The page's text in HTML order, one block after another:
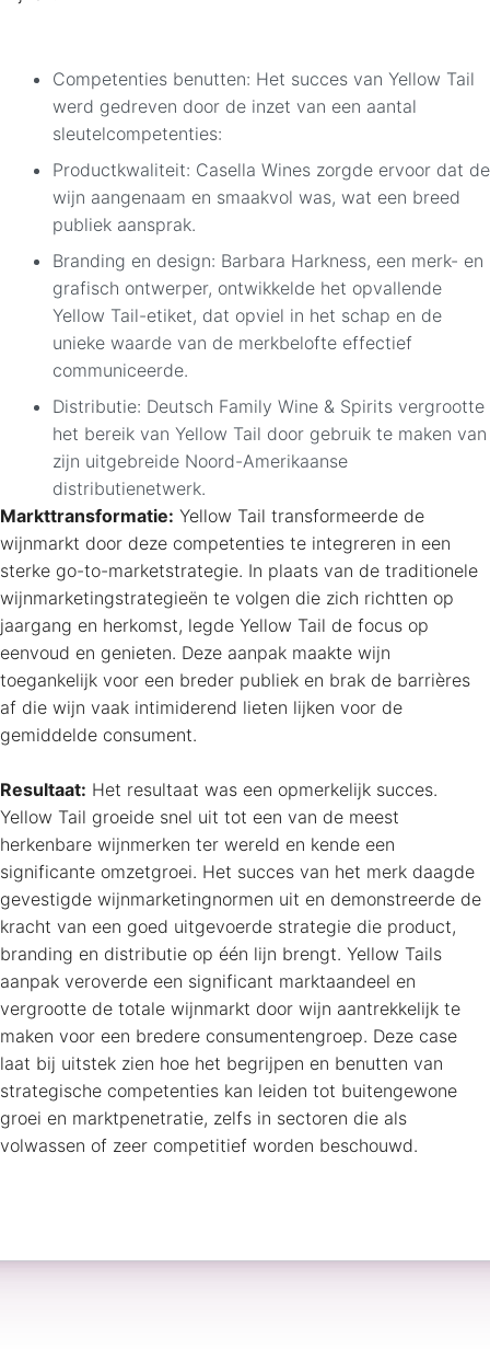
Competenties benutten: Het succes van Yellow Tail
werd gedreven door de inzet van een aantal
sleutelcompetenties:
Productkwaliteit: Casella Wines zorgde ervoor dat de
wijn aangenaam en smaakvol was, wat een breed
publiek aansprak.
Branding en design: Barbara Harkness, een merk- en
grafisch ontwerper, ontwikkelde het opvallende
Yellow Tail-etiket, dat opviel in het schap en de
unieke waarde van de merkbelofte effectief
communiceerde.
Distributie: Deutsch Family Wine & Spirits vergrootte
het bereik van Yellow Tail door gebruik te maken van
zijn uitgebreide Noord-Amerikaanse
distributienetwerk.
Markttransformatie: Yellow Tail transformeerde de
wijnmarkt door deze competenties te integreren in een
sterke go-to-marketstrategie. In plaats van de traditionele
wijnmarketingstrategieën te volgen die zich richtten op
jaargang en herkomst, legde Yellow Tail de focus op
eenvoud en genieten. Deze aanpak maakte wijn
toegankelijk voor een breder publiek en brak de barrières
af die wijn vaak intimiderend lieten lijken voor de
gemiddelde consument.
Resultaat: Het resultaat was een opmerkelijk succes.
Yellow Tail groeide snel uit tot een van de meest
herkenbare wijnmerken ter wereld en kende een
significante omzetgroei. Het succes van het merk daagde
gevestigde wijnmarketingnormen uit en demonstreerde de
kracht van een goed uitgevoerde strategie die product,
branding en distributie op één lijn brengt. Yellow Tails
aanpak veroverde een significant marktaandeel en
vergrootte de totale wijnmarkt door wijn aantrekkelijk te
maken voor een bredere consumentengroep. Deze case
laat bij uitstek zien hoe het begrijpen en benutten van
strategische competenties kan leiden tot buitengewone
groei en marktpenetratie, zelfs in sectoren die als
volwassen of zeer competitief worden beschouwd.